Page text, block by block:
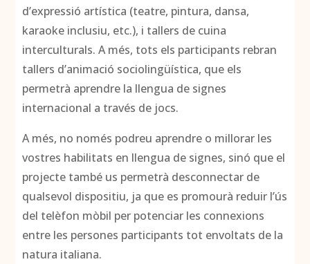
d’expressió artística (teatre, pintura, dansa,
karaoke inclusiu, etc.), i tallers de cuina
interculturals. A més, tots els participants rebran
tallers d’animació sociolingüística, que els
permetrà aprendre la llengua de signes
internacional a través de jocs.
A més, no només podreu aprendre o millorar les
vostres habilitats en llengua de signes, sinó que el
projecte també us permetrà desconnectar de
qualsevol dispositiu, ja que es promourà reduir l’ús
del telèfon mòbil per potenciar les connexions
entre les persones participants tot envoltats de la
natura italiana.